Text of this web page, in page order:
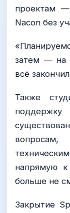
проектам
Nacon без
затем — на
всё
Также
напрямую к
больше не
Закрытие